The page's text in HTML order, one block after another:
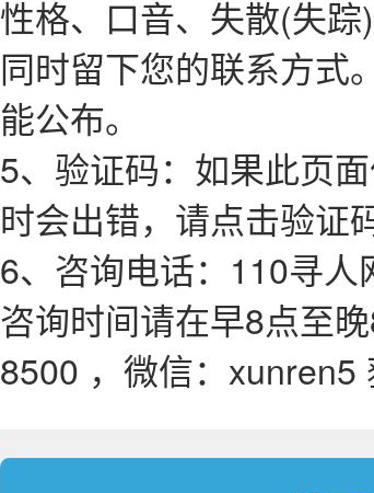
性格、口音、失散(失踪
同时留下您的联系方式
能公布。
5、验证码：如果此页
时会出错，请点击验证
6、咨询电话：110寻
咨询时间请在早8点至
8500 ，微信：xunren5